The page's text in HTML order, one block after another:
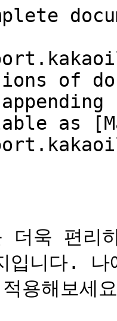
of
as
욱 편리
입니다.
용해보세